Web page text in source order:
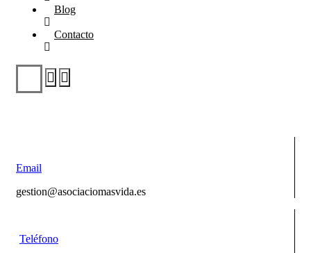
Blog
Contacto
Email
gestion@asociaciomasvida.es
Teléfono